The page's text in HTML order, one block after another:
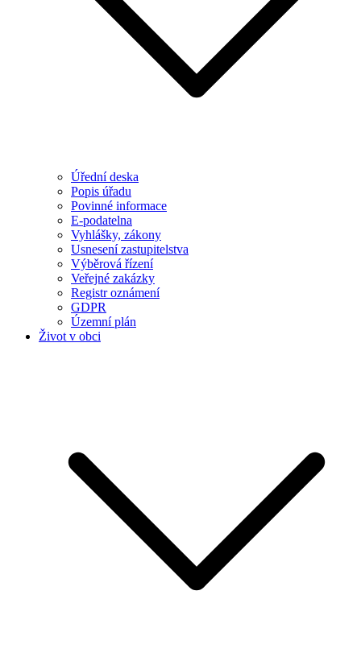
Úřední deska
Popis úřadu
Povinné informace
E-podatelna
Vyhlášky, zákony
Usnesení zastupitelstva
Výběrová řízení
Veřejné zakázky
Registr oznámení
GDPR
Územní plán
Život v obci